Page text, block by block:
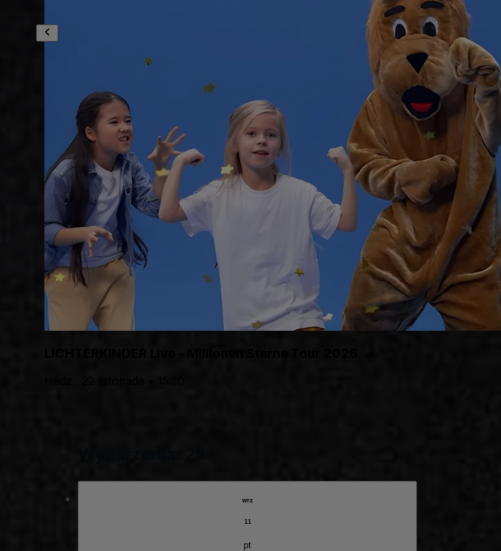
wrz
11
pt